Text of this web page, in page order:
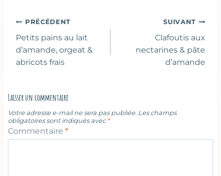
Navigation
de
l’article
PRÉCÉDENT
Petits pains au lait
d’amande, orgeat &
abricots frais
SUIVANT
Clafoutis aux
nectarines & pâte
d’amande
Laisser un commentaire
Votre adresse e-mail ne sera pas publiée. Les champs
obligatoires sont indiqués avec *
Commentaire *